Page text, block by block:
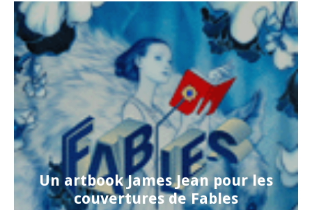
Un artbook James Jean pour les
couvertures de Fables